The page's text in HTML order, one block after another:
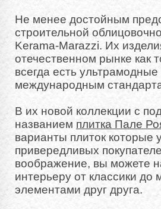
Не менее достойным
строительной
Kerama-Marazzi. Их
отечественном рынке как
всегда есть
международным
В их новой коллекции с
названием плитка Пале
варианты плиток которые
привередливых
воображение, вы можете
интерьеру от классики до
элементами друг друга.